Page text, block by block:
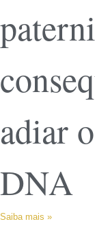
adiar
DNA
Saiba mais »